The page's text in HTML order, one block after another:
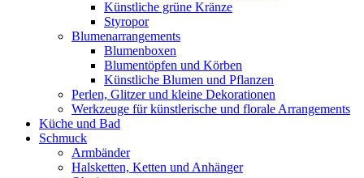
Künstliche grüne Kränze
Styropor
Blumenarrangements
Blumenboxen
Blumentöpfen und Körben
Künstliche Blumen und Pflanzen
Perlen, Glitzer und kleine Dekorationen
Werkzeuge für künstlerische und florale Arrangements
Küche und Bad
Schmuck
Armbänder
Halsketten, Ketten und Anhänger